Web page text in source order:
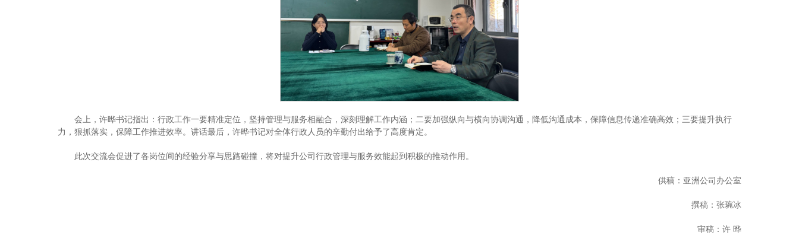
会上，许晔书记指出：行政工作一要精准定位，坚持管理与服务相融合，深刻理解工作内涵；二要加强纵向与横向协调沟通，降低沟通成本，保障信息传递准确高效；三要提升执行
力，狠抓落实，保障工作推进效率。讲话最后，许晔书记对全体行政人员的辛勤付出给予了高度肯定。
此次交流会促进了各岗位间的经验分享与思路碰撞，将对提升公司行政管理与服务效能起到积极的推动作用。
供稿：亚洲公司办公室
撰稿：张琬冰
审稿：许 晔